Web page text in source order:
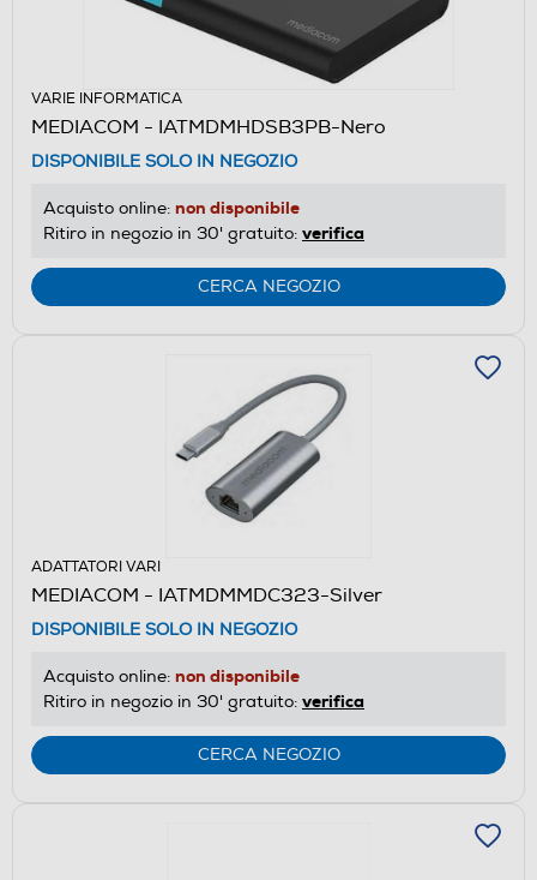
VARIE INFORMATICA
MEDIACOM - IATMDMHDSB3PB-Nero
DISPONIBILE SOLO IN NEGOZIO
Acquisto online: non disponibile
Ritiro in negozio in 30' gratuito: verifica
CERCA NEGOZIO
ADATTATORI VARI
MEDIACOM - IATMDMMDC323-Silver
DISPONIBILE SOLO IN NEGOZIO
Acquisto online: non disponibile
Ritiro in negozio in 30' gratuito: verifica
CERCA NEGOZIO